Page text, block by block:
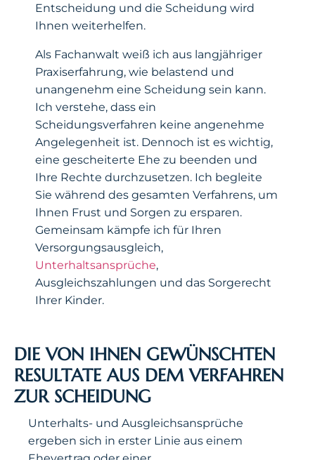
Entscheidung und die Scheidung wird
Ihnen weiterhelfen.
Als Fachanwalt weiß ich aus langjähriger
Praxiserfahrung, wie belastend und
unangenehm eine Scheidung sein kann.
Ich verstehe, dass ein
Scheidungsverfahren keine angenehme
Angelegenheit ist. Dennoch ist es wichtig,
eine gescheiterte Ehe zu beenden und
Ihre Rechte durchzusetzen. Ich begleite
Sie während des gesamten Verfahrens, um
Ihnen Frust und Sorgen zu ersparen.
Gemeinsam kämpfe ich für Ihren
Versorgungsausgleich,
Unterhaltsansprüche,
Ausgleichszahlungen und das Sorgerecht
Ihrer Kinder.
DIE VON IHNEN GEWÜNSCHTEN
RESULTATE AUS DEM VERFAHREN
ZUR SCHEIDUNG
Unterhalts- und Ausgleichsansprüche
ergeben sich in erster Linie aus einem